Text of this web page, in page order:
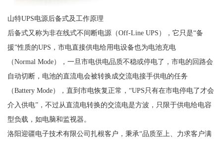
山特UPS电源后备式及工作原理
后备式又称为非在线式不间断电源（Off-Line UPS），它只是“备
援”性质的UPS，市电直接供电给用电设备也为电池充电
（Normal Mode），一旦市电供电品质不稳或停电了，市电的回路会
自动切断，电池的直流电会被转换成交流电接手供电的任务
（Battery Mode），直到市电恢复正常，“UPS只有在市电停电了才会
介入供电”，不过从直流电转换的交流电是方波，只限于供电给电容
型负载，如电脑和监视器。
洛阳迎疆电子技术有限公司扎根客户，秉承“品质至上、力求客户满